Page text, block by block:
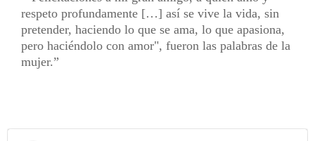
respeto profundamente […] así se vive la vida, sin
pretender, haciendo lo que se ama, lo que apasiona,
pero haciéndolo con amor", fueron las palabras de la
mujer.